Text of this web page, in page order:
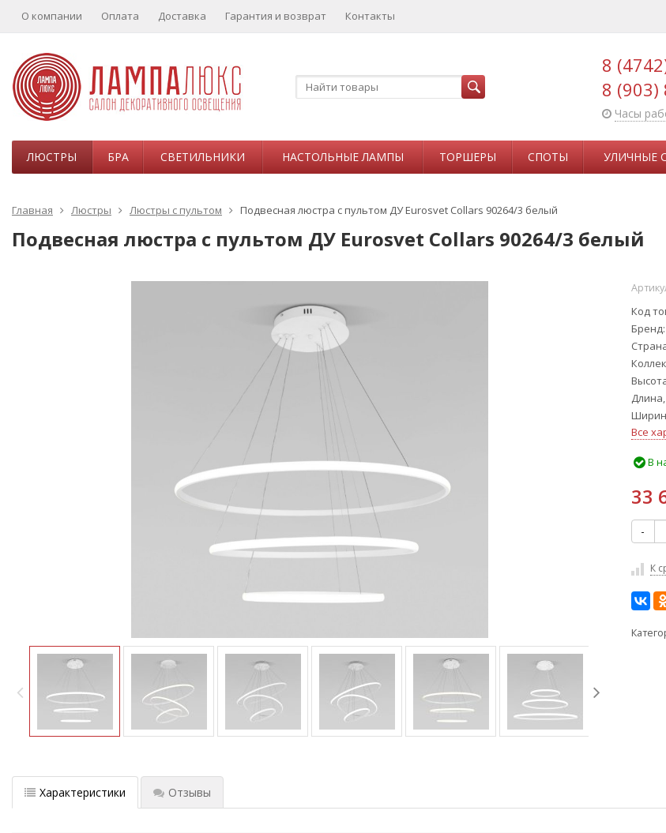
О компании Оплата Доставка Гарантия и возврат Контакты
8
8 (903)
Часы
ЛЮСТРЫ БРА СВЕТИЛЬНИКИ НАСТОЛЬНЫЕ ЛАМПЫ ТОРШЕРЫ СПОТЫ УЛИЧНЫЕ
Главная Люстры Люстры с пультом Подвесная люстра с пультом ДУ Eurosvet Collars 90264/3 белый
Подвесная люстра с пультом ДУ Eurosvet Collars 90264/3 белый
Код
Бренд
Все
В
33
-
К
Характеристики Отзывы